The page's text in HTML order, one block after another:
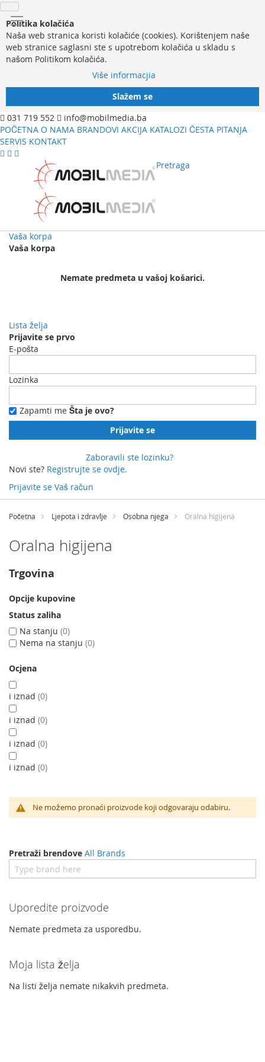
Politika kolačića
Naša web stranica koristi kolačiće (cookies). Korištenjem naše
web stranice saglasni ste s upotrebom kolačića u skladu s
našom Politikom kolačića.
Više informacjia
Slažem se
031 719 552
info@mobilmedia.ba
POČETNA O NAMA BRANDOVI AKCIJA KATALOZI ČESTA PITANJA
SERVIS KONTAKT
Pretraga
Vaša korpa
Vaša korpa
Nemate predmeta u vašoj košarici.
Lista želja
Prijavite se prvo
E-pošta
Lozinka
Zapamti me Šta je ovo?
Prijavite se
Zaboravili ste lozinku?
Novi ste? Registrujte se ovdje.
Prijavite se Vaš račun
Preskočite
sadržaj
Početna Ljepota i zdravlje Osobna njega Oralna higijena
Oralna higijena
Ne možemo pronaći proizvode koji odgovaraju odabiru.
Trgovina
Opcije kupovine
Status zaliha
Na stanju 0
Nema na stanju 0
Ocjena
i iznad 0
i iznad 0
i iznad 0
i iznad 0
Pretraži brendove All Brands
Uporedite proizvode
Nemate predmeta za usporedbu.
Moja lista želja
Na listi želja nemate nikakvih predmeta.